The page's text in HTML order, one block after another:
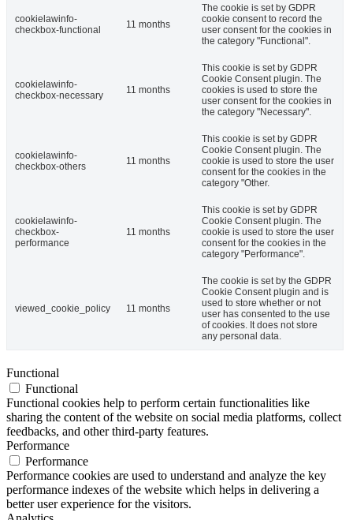
cookielawinfo-
checkbox-functional
11 months
The cookie is set by GDPR
cookie consent to record the
user consent for the cookies in
the category "Functional".
cookielawinfo-
checkbox-necessary
11 months
This cookie is set by GDPR
Cookie Consent plugin. The
cookies is used to store the
user consent for the cookies in
the category "Necessary".
cookielawinfo-
checkbox-others
11 months
This cookie is set by GDPR
Cookie Consent plugin. The
cookie is used to store the user
consent for the cookies in the
category "Other.
cookielawinfo-
checkbox-
performance
11 months
This cookie is set by GDPR
Cookie Consent plugin. The
cookie is used to store the user
consent for the cookies in the
category "Performance".
viewed_cookie_policy 11 months
The cookie is set by the GDPR
Cookie Consent plugin and is
used to store whether or not
user has consented to the use
of cookies. It does not store
any personal data.
Functional
Functional
Functional cookies help to perform certain functionalities like
sharing the content of the website on social media platforms, collect
feedbacks, and other third-party features.
Performance
Performance
Performance cookies are used to understand and analyze the key
performance indexes of the website which helps in delivering a
better user experience for the visitors.